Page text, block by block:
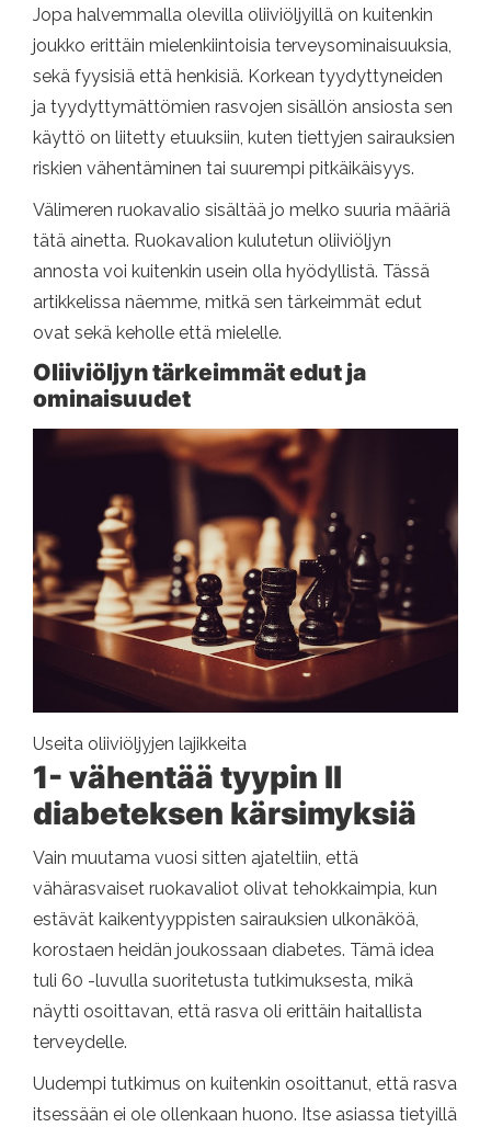
Jopa halvemmalla olevilla oliiviöljyillä on kuitenkin
joukko erittäin mielenkiintoisia terveysominaisuuksia,
sekä fyysisiä että henkisiä. Korkean tyydyttyneiden
ja tyydyttymättömien rasvojen sisällön ansiosta sen
käyttö on liitetty etuuksiin, kuten tiettyjen sairauksien
riskien vähentäminen tai suurempi pitkäikäisyys.
Välimeren ruokavalio sisältää jo melko suuria määriä
tätä ainetta. Ruokavalion kulutetun oliiviöljyn
annosta voi kuitenkin usein olla hyödyllistä. Tässä
artikkelissa näemme, mitkä sen tärkeimmät edut
ovat sekä keholle että mielelle.
Oliiviöljyn tärkeimmät edut ja
ominaisuudet
Useita oliiviöljyjen lajikkeita
1- vähentää tyypin II
diabeteksen kärsimyksiä
Vain muutama vuosi sitten ajateltiin, että
vähärasvaiset ruokavaliot olivat tehokkaimpia, kun
estävät kaikentyyppisten sairauksien ulkonäköä,
korostaen heidän joukossaan diabetes. Tämä idea
tuli 60 -luvulla suoritetusta tutkimuksesta, mikä
näytti osoittavan, että rasva oli erittäin haitallista
terveydelle.
Uudempi tutkimus on kuitenkin osoittanut, että rasva
itsessään ei ole ollenkaan huono. Itse asiassa tietyillä